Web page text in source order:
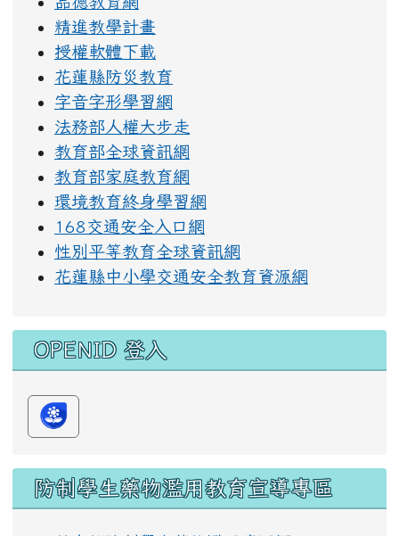
品德教育網
精進教學計畫
授權軟體下載
花蓮縣防災教育
字音字形學習網
法務部人權大步走
教育部全球資訊網
教育部家庭教育網
環境教育終身學習網
168交通安全入口網
性別平等教育全球資訊網
花蓮縣中小學交通安全教育資源網
OPENID 登入
防制學生藥物濫用教育宣導專區